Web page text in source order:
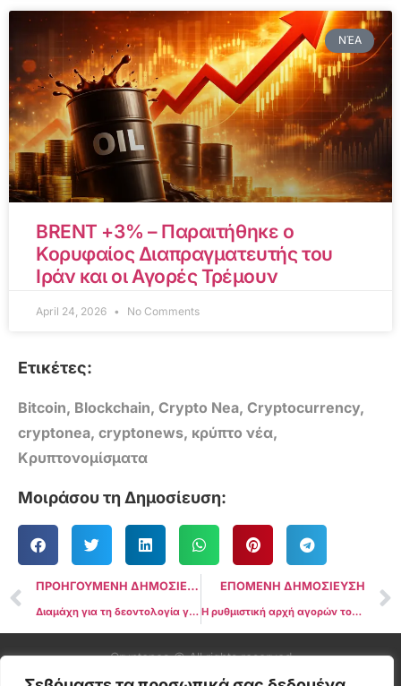
ΝΈΑ
BRENT +3% – Παραιτήθηκε ο
Κορυφαίος Διαπραγματευτής του
Ιράν και οι Αγορές Τρέμουν
April 24, 2026 No Comments
Ετικέτες:
Bitcoin, Blockchain, Crypto Nea, Cryptocurrency,
cryptonea, cryptonews, κρύπτο νέα,
Κρυπτονομίσματα
Μοιράσου τη Δημοσίευση:
ΠΡΟΗΓΟΥΜΕΝΗ ΔΗΜΟΣΙΕΥΣΗ
Διαμάχη για τη δεοντολογία γύρω από τη συνάντηση του προέδρου της Επιτροπής Κεφαλαιαγοράς Gary Gensler με τον Sam Bankman-Fried
ΕΠΟΜΕΝΗ ΔΗΜΟΣΙΕΥΣΗ
Η ρυθμιστική αρχή αγορών του Βελγίου αναγκάζει την Binance να σταματήσει τις υπηρεσίες κρύπτο στη χώρα
Cryptonea © All rights reserved